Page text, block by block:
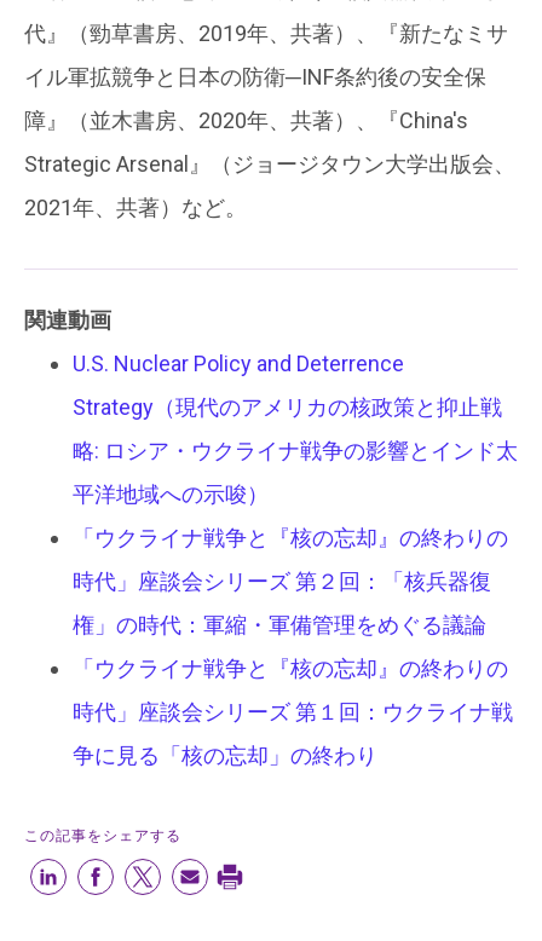
代』（勁草書房、2019年、共著）、『新たなミサ
イル軍拡競争と日本の防衛─INF条約後の安全保
障』（並木書房、2020年、共著）、『China's
Strategic Arsenal』（ジョージタウン大学出版会、
2021年、共著）など。
関連動画
U.S. Nuclear Policy and Deterrence
Strategy（現代のアメリカの核政策と抑止戦
略: ロシア・ウクライナ戦争の影響とインド太
平洋地域への示唆）
「ウクライナ戦争と『核の忘却』の終わりの
時代」座談会シリーズ 第２回：「核兵器復
権」の時代：軍縮・軍備管理をめぐる議論
「ウクライナ戦争と『核の忘却』の終わりの
時代」座談会シリーズ 第１回：ウクライナ戦
争に見る「核の忘却」の終わり
この記事をシェアする